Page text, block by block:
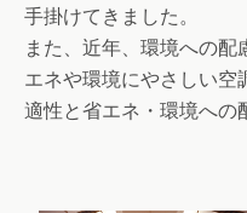
手掛けてきました。
また、近年、環境への
エネや環境にやさしい
適性と省エネ・環境への